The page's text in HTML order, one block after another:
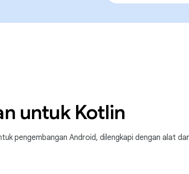
untuk Kotlin
pengembangan Android, dilengkapi dengan alat